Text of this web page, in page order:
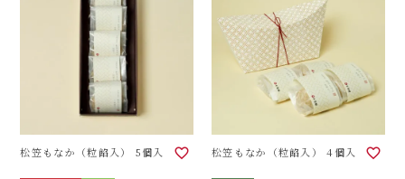
松笠もなか（粒餡入） 5個入 松笠もなか（粒餡入） 4個入